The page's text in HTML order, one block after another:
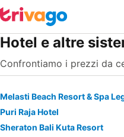
Hotel e altre
Confrontiamo i prezzi da
Melasti Beach Resort & Spa
Puri Raja Hotel
Sheraton Bali Kuta Resort